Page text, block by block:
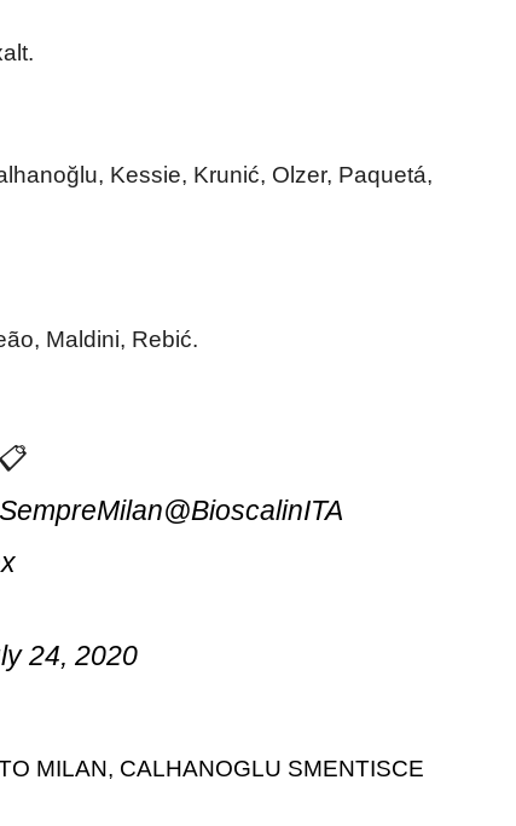
Kessie, Krunić, Olzer, Paquetá,
Maldini, Rebić.
@BioscalinITA
24, 2020
MILAN, CALHANOGLU SMENTISCE